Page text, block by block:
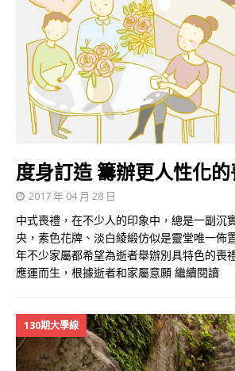
度身訂造 籌辦更人性化
2017 年 04 月 28 日
中式喪禮，在不少人的印象中，總是一副沉
央，素色花牌、淡白綾緞仿似是靈堂唯一佈
年不少家屬都希望為逝者舉辦別具特色的喪
應運而生，根據逝者和家屬意願 繼續閱讀
130期大學線